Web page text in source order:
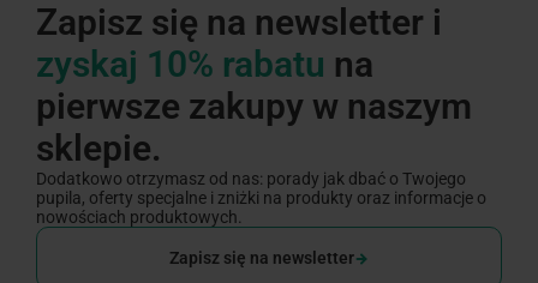
Zapisz się na newsletter i
zyskaj 10% rabatu na
pierwsze zakupy w naszym
sklepie.
Dodatkowo otrzymasz od nas: porady jak dbać o Twojego
pupila, oferty specjalne i zniżki na produkty oraz informacje o
nowościach produktowych.
Zapisz się na newsletter